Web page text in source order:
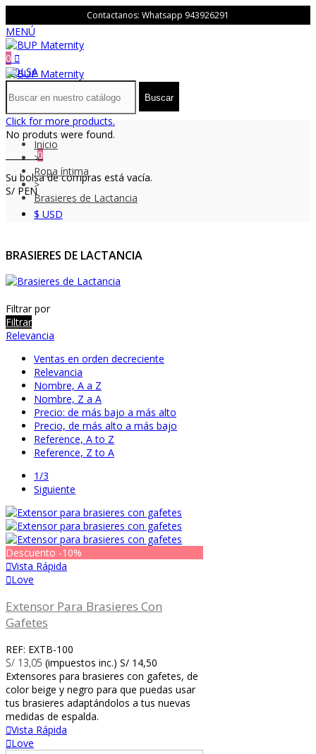
Contactanos: Whatsapp 943926291
MENÚ
0
BOLSA
Buscar
Click for more products.
No produts were found.
Bolsa0
Su bolsa de compras está vacía.
S/ PEN
$ USD
Inicio
>
Ropa íntima
>
Brasieres de Lactancia
BRASIERES DE LACTANCIA
Filtrar por
Filtrar
Relevancia
Ventas en orden decreciente
Relevancia
Nombre, A a Z
Nombre, Z a A
Precio: de más bajo a más alto
Precio, de más alto a más bajo
Reference, A to Z
Reference, Z to A
1/3
Siguiente
Descuento -10%
Vista Rápida
Love
Extensor Para Brasieres Con
Gafetes
REF: EXTB-100
S/ 13,05 (impuestos inc.) S/ 14,50
Extensores para brasieres con gafetes, de
color beige y negro para que puedas usar
tus brasieres adaptándolos a tus nuevas
medidas de espalda.
Vista Rápida
Love